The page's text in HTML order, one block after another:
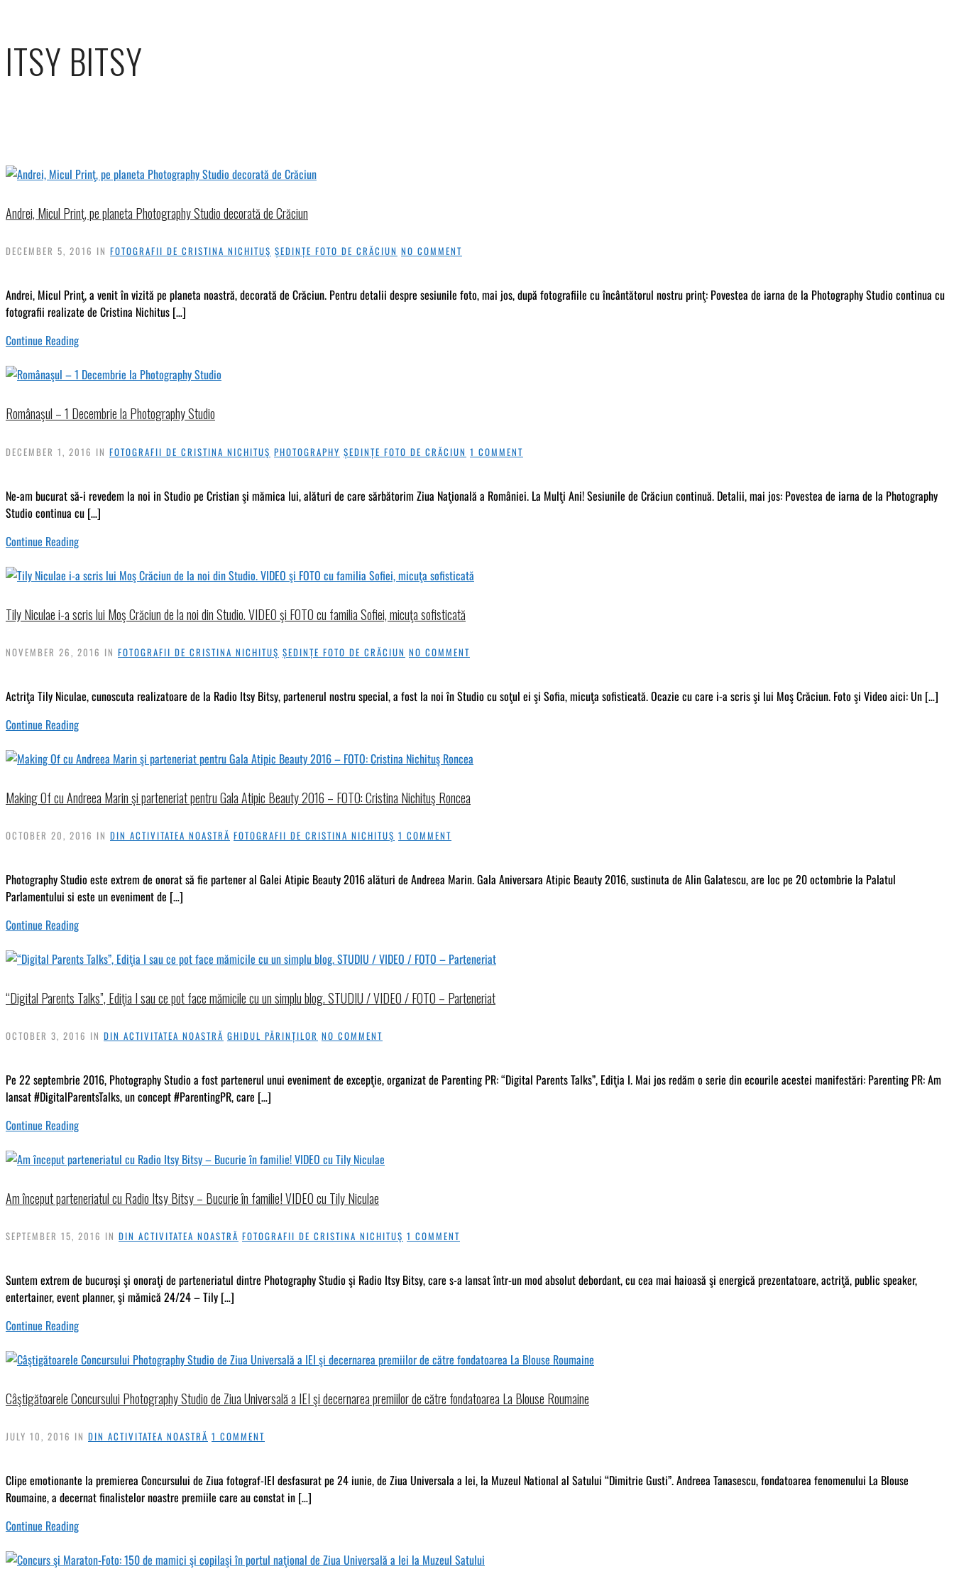
ITSY BITSY
Andrei, Micul Prinţ, pe planeta Photography Studio decorată de Crăciun
DECEMBER 5, 2016 IN FOTOGRAFII DE CRISTINA NICHITUŞ ȘEDINȚE FOTO DE CRĂCIUN NO COMMENT
Andrei, Micul Prinţ, a venit în vizită pe planeta noastră, decorată de Crăciun. Pentru detalii despre sesiunile foto, mai jos, după fotografiile cu încântătorul nostru prinţ: Povestea de iarna de la Photography Studio continua cu
fotografii realizate de Cristina Nichitus […]
Continue Reading
Românaşul – 1 Decembrie la Photography Studio
DECEMBER 1, 2016 IN FOTOGRAFII DE CRISTINA NICHITUŞ PHOTOGRAPHY ȘEDINȚE FOTO DE CRĂCIUN 1 COMMENT
Ne-am bucurat să-i revedem la noi in Studio pe Cristian şi mămica lui, alături de care sărbătorim Ziua Naţională a României. La Mulţi Ani! Sesiunile de Crăciun continuă. Detalii, mai jos: Povestea de iarna de la Photography
Studio continua cu […]
Continue Reading
Tily Niculae i-a scris lui Moş Crăciun de la noi din Studio. VIDEO şi FOTO cu familia Sofiei, micuţa sofisticată
NOVEMBER 26, 2016 IN FOTOGRAFII DE CRISTINA NICHITUŞ ȘEDINȚE FOTO DE CRĂCIUN NO COMMENT
Actriţa Tily Niculae, cunoscuta realizatoare de la Radio Itsy Bitsy, partenerul nostru special, a fost la noi în Studio cu soţul ei şi Sofia, micuţa sofisticată. Ocazie cu care i-a scris şi lui Moş Crăciun. Foto şi Video aici: Un […]
Continue Reading
Making Of cu Andreea Marin şi parteneriat pentru Gala Atipic Beauty 2016 – FOTO: Cristina Nichituş Roncea
OCTOBER 20, 2016 IN DIN ACTIVITATEA NOASTRĂ FOTOGRAFII DE CRISTINA NICHITUŞ 1 COMMENT
Photography Studio este extrem de onorat să fie partener al Galei Atipic Beauty 2016 alături de Andreea Marin. Gala Aniversara Atipic Beauty 2016, sustinuta de Alin Galatescu, are loc pe 20 octombrie la Palatul
Parlamentului si este un eveniment de […]
Continue Reading
“Digital Parents Talks”, Ediţia I sau ce pot face mămicile cu un simplu blog. STUDIU / VIDEO / FOTO – Parteneriat
OCTOBER 3, 2016 IN DIN ACTIVITATEA NOASTRĂ GHIDUL PĂRINȚILOR NO COMMENT
Pe 22 septembrie 2016, Photography Studio a fost partenerul unui eveniment de excepţie, organizat de Parenting PR: “Digital Parents Talks”, Ediţia I. Mai jos redăm o serie din ecourile acestei manifestări: Parenting PR: Am
lansat #DigitalParentsTalks, un concept #ParentingPR, care […]
Continue Reading
Am început parteneriatul cu Radio Itsy Bitsy – Bucurie în familie! VIDEO cu Tily Niculae
SEPTEMBER 15, 2016 IN DIN ACTIVITATEA NOASTRĂ FOTOGRAFII DE CRISTINA NICHITUŞ 1 COMMENT
Suntem extrem de bucuroşi şi onoraţi de parteneriatul dintre Photography Studio şi Radio Itsy Bitsy, care s-a lansat într-un mod absolut debordant, cu cea mai haioasă şi energică prezentatoare, actriţă, public speaker,
entertainer, event planner, şi mămică 24/24 – Tily […]
Continue Reading
Câştigătoarele Concursului Photography Studio de Ziua Universală a IEI şi decernarea premiilor de către fondatoarea La Blouse Roumaine
JULY 10, 2016 IN DIN ACTIVITATEA NOASTRĂ 1 COMMENT
Clipe emotionante la premierea Concursului de Ziua fotograf-IEI desfasurat pe 24 iunie, de Ziua Universala a Iei, la Muzeul National al Satului “Dimitrie Gusti”. Andreea Tanasescu, fondatoarea fenomenului La Blouse
Roumaine, a decernat finalistelor noastre premiile care au constat in […]
Continue Reading